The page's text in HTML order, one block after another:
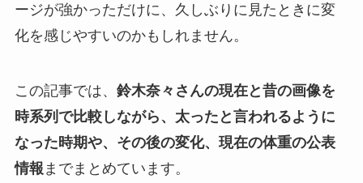
ージが強かっただけに、久しぶりに見たときに変
化を感じやすいのかもしれません。
この記事では、 鈴木奈々さんの現在と昔の画像を
時系列で比較しながら、太ったと言われるように
なった時期や、その後の変化、現在の体重の公表
情報 までまとめています。